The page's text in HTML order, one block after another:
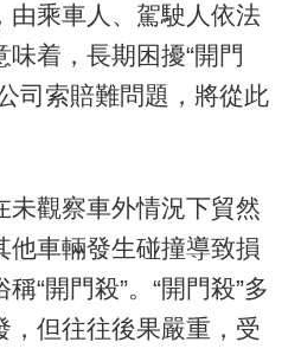
由乘車人、駕駛人依法
着，長期困擾“開門
司索賠難問題，將從此
觀察車外情況下貿然
他車輛發生碰撞導致損
“開門殺”。“開門殺”多
，但往往後果嚴重，受